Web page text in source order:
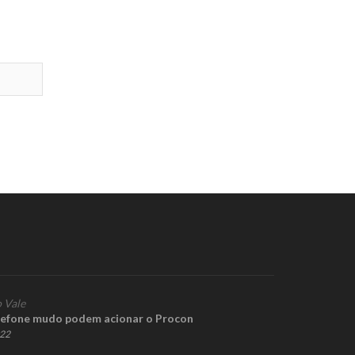
Vale
mudo podem acionar o Procon